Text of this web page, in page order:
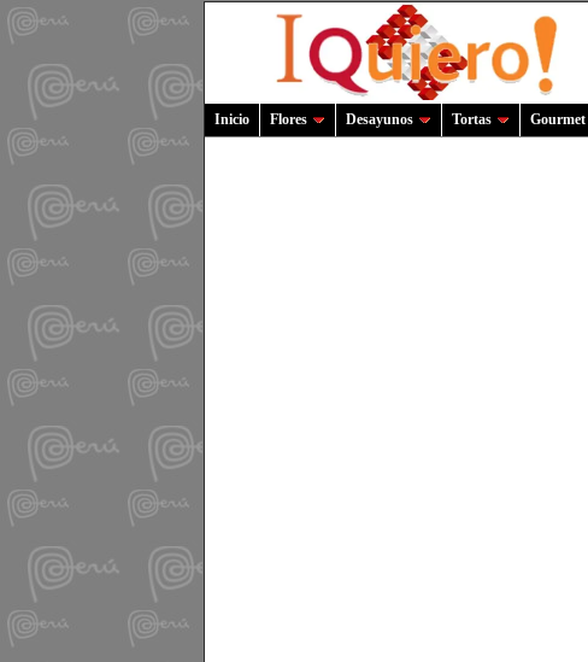
Inicio Flores Desayunos Tortas Gourmet